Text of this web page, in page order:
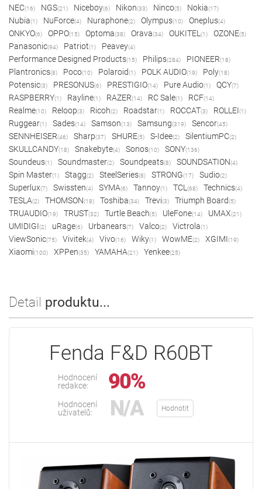
NEC(16) NGS(21) Niceboy(6) Nikon(33) Ninco(5) Nokia(17)
Nubia(1) NuForce(4) Nuraphone(2) Olympus(10) Oneplus(4)
ONKYO(6) OPPO(15) Optoma(38) Orava(34) OUKITEL (1) OZONE(5)
Panasonic(94) Patriot(1) Peavey(4)
Performance Designed Products(15) Philips(284) PIONEER(18)
Plantronics(8) Poco(10) Polaroid(1) POLK AUDIO(19) Poly(18)
Potensic(3) PRESONUS(6) PRESTIGIO(14) Pure Audio(1) QCY(7)
RASPBERRY(1) Rayline(1) RAZER(14) RC Sale(1) RCF(14)
Realme(10) Reloop(3) Ricoh(2) Roadstar(1) ROCCAT(3) ROLLEI(1)
Ruggear(1) Sades(14) Samson(13) Samsung(319) Sencor(45)
SENNHEISER(46) Sharp(37) SHURE(5) S-Idee(2) SilentiumPC(2)
SKULLCANDY(18) Snakebyte(4) Sonos(10) SONY(136)
Soundeus(1) Soundmaster(2) Soundpeats(8) SOUNDSATION(4)
Spin Master(1) Stagg(2) SteelSeries(8) STRONG(17) Sudio(2)
Superlux(7) Swissten(4) SYMA(6) Tannoy(1) TCL (68) Technics(4)
TESLA(2) THOMSON(18) Toshiba(34) Trevi(3) Triumph Board(5)
TRUAUDIO(19) TRUST(32) Turtle Beach(5) UleFone(14) UMAX(21)
UMIDIGI(2) uRage(6) Urbanears(7) Valco(2) Victrola(1)
ViewSonic(75) Vivitek(4) Vivo(16) Wiky(1) WowME(2) XGIMI(19)
Xiaomi(100) XPPen(35) YAMAHA(21) Yenkee(25)
Detail produktu...
Fenda F&D R60BT
Hodnocení
redakce:
90%
Hodnocení
uživatelů:
N/A Hodnotit